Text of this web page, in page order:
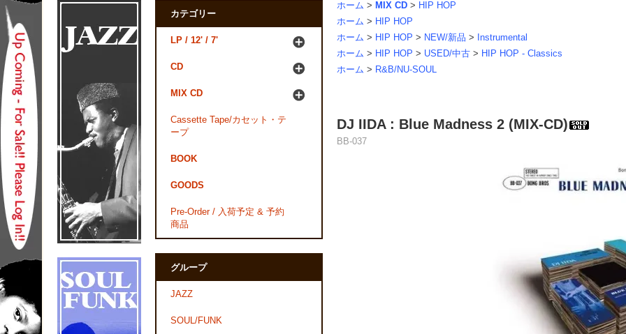
ホーム > MIX CD > HIP HOP
ホーム > HIP HOP
ホーム > HIP HOP > NEW/新品 >
Instrumental
ホーム > HIP HOP > USED/中古 > HIP HOP - Classics
ホーム > R&B/NU-SOUL
DJ IIDA : Blue Madness 2 (MIX-CD)
BB-037
カテゴリー
LP / 12' / 7'
CD
MIX CD
Cassette Tape/カセット・テ
ープ
BOOK
GOODS
Pre-Order / 入荷予定 & 予約
商品
グループ
JAZZ
SOUL/FUNK